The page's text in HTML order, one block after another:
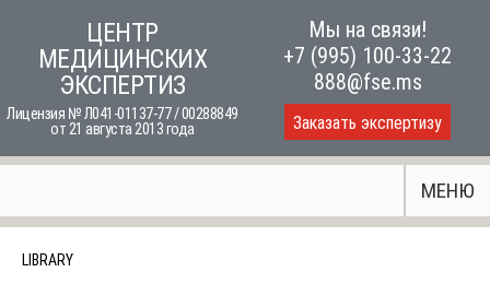
content
ЦЕНТР
МЕДИЦИНСКИХ
ЭКСПЕРТИЗ
Лицензия № Л041-01137-77 / 00288849
от 21 августа 2013 года
Мы на связи!
+7 (995) 100-33-22
888@fse.ms
Заказать экспертизу
МЕНЮ
LIBRARY